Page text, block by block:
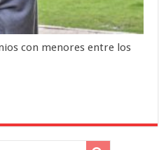
con menores entre los